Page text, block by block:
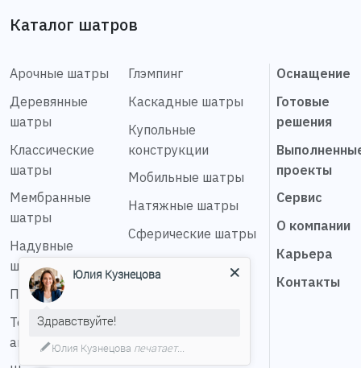
Каталог шатров
Арочные шатры
Деревянные
шатры
Классические
шатры
Мембранные
шатры
Надувные
шатры
Пагода шатры
Тентовые
ангары
Глэмпинг
Каскадные шатры
Купольные
конструкции
Мобильные шатры
Натяжные шатры
Сферические шатры
Шатер звезда
Оснащение
Готовые
решения
проекты
Сервис
О компании
Карьера
Контакты
Юлия Кузнецова
Здравствуйте!
Юлия Кузнецова печатает...